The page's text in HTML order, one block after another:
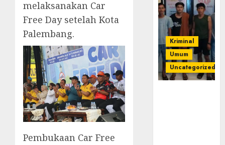
melaksanakan Car
Free Day setelah Kota
Palembang.
Pembukaan Car Free
Kriminal
Umum
Uncategorized